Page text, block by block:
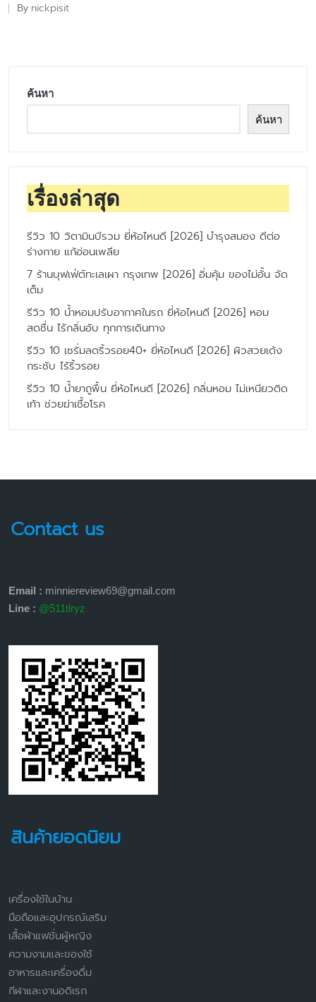
Posted
By nickpisit
ค้นหา
ค้นหา
เรื่องล่าสุด
รีวิว 10 วิตามินบีรวม ยี่ห้อไหนดี [2026] บำรุงสมอง ดีต่อ
ร่างกาย แก้อ่อนเพลีย
7 ร้านบุฟเฟ่ต์ทะเลเผา กรุงเทพ [2026] อิ่มคุ้ม ของไม่อั้น จัด
เต็ม
รีวิว 10 น้ำหอมปรับอากาศในรถ ยี่ห้อไหนดี [2026] หอม
สดชื่น ไร้กลิ่นอับ ทุกการเดินทาง
รีวิว 10 เซรั่มลดริ้วรอย40+ ยี่ห้อไหนดี [2026] ผิวสวยเด้ง
กระชับ ไร้ริ้วรอย
รีวิว 10 น้ำยาถูพื้น ยี่ห้อไหนดี [2026] กลิ่นหอม ไม่เหนียวติด
เท้า ช่วยฆ่าเชื้อโรค
Contact us
Email : minniereview69@gmail.com
Line : @511tlryz
สินค้ายอดนิยม
เครื่องใช้ในบ้าน
มือถือและอุปกรณ์เสริม
เสื้อผ้าแฟชั่นผู้หญิง
ความงามและของใช้
อาหารและเครื่องดื่ม
กีฬาและงานอดิเรก